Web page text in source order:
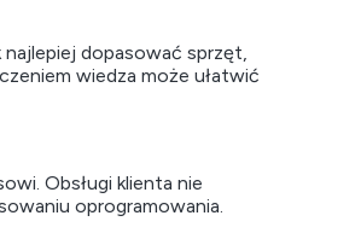
dopasować sprzęt,
wiedza może ułatwić
Obsługi klienta nie
oprogramowania.